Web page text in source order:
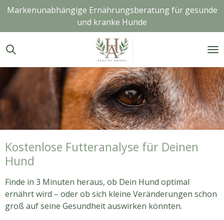
Zum
springen
Markenunabhängige Ernährungsberatung für gesunde
und kranke Hunde
Kostenlose Futteranalyse für Deinen
Hund
Finde in 3 Minuten heraus, ob Dein Hund optimal
ernährt wird – oder ob sich kleine Veränderungen schon
groß auf seine Gesundheit auswirken könnten.